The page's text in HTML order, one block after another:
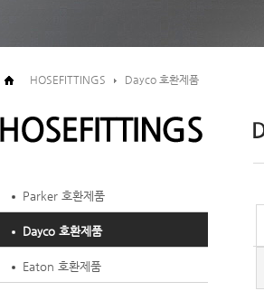
HOSEFITTINGS Dayco 호환제품
Parker 호환제품
Dayco 호환제품
Eaton 호환제품